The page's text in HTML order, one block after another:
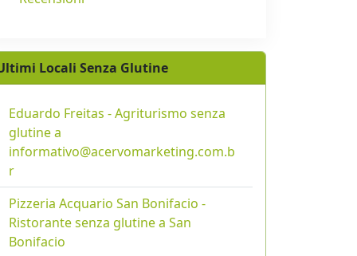
Locali Senza Glutine
Eduardo Freitas - Agriturismo senza
glutine a
informativo@acervomarketing.com.b
r
Pizzeria Acquario San Bonifacio -
Ristorante senza glutine a San
Bonifacio